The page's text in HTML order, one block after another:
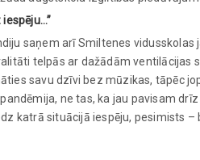
saņem arī Smiltenes
telpās ar dažādām ventilācijas
savu dzīvi bez mūzikas, tāpēc
ne tas, ka jau pavisam
katrā situācijā iespēju, pesimists –